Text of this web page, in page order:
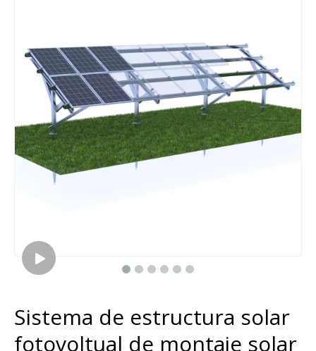
Sistema de estructura solar
fotovoltual de montaje solar